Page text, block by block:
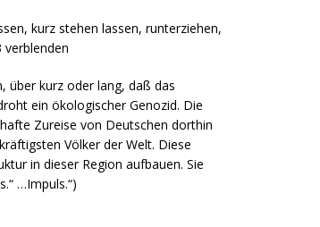
kurz stehen lassen, runterziehen,
über kurz oder lang, daß das
ein ökologischer Genozid. Die
Zureise von Deutschen dorthin
Völker der Welt. Diese
in dieser Region aufbauen. Sie
…Impuls.“)